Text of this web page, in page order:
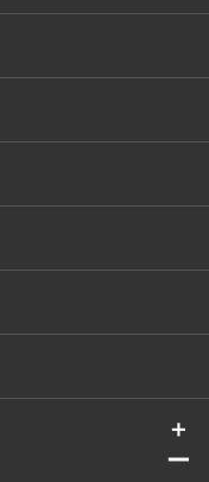
＋
ー